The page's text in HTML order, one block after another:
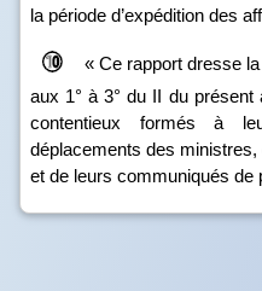
la période d’expédition des
« Ce rapport dresse
aux 1° à 3° du II du
contentieux formés à
déplacements des
et de leurs communiqués de